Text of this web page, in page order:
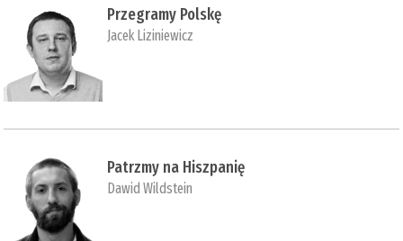
Przegramy Polskę
Jacek Liziniewicz
Patrzmy na Hiszpanię
Dawid Wildstein